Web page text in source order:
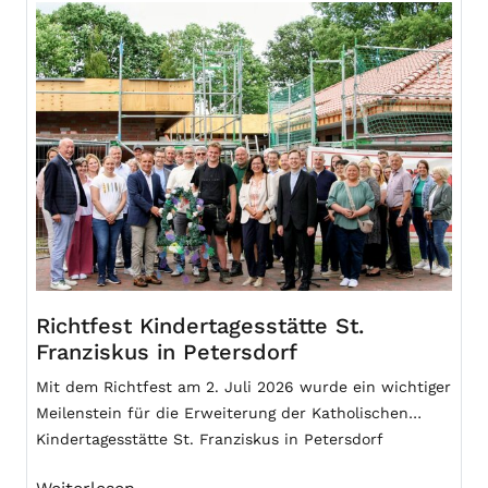
Richtfest Kindertagesstätte St.
Franziskus in Petersdorf
Mit dem Richtfest am 2. Juli 2026 wurde ein wichtiger
Meilenstein für die Erweiterung der Katholischen
Kindertagesstätte St. Franziskus in Petersdorf